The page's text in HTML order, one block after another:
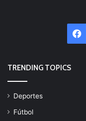
TRENDING TOPICS
Deportes
Fútbol